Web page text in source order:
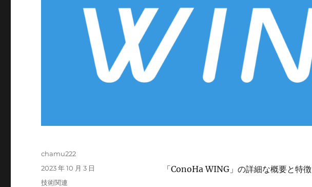
「ConoHa WING」の詳細な概要と特徴
投
chamu222
投
稿
2023 年 10 月 3 日
カ
技術関連